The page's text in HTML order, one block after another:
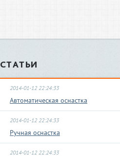
СТАТЬИ
2014-01-12 22:24:33
Автоматическая оснастка
2014-01-12 22:24:33
Ручная оснастка
2014-01-12 22:24:33